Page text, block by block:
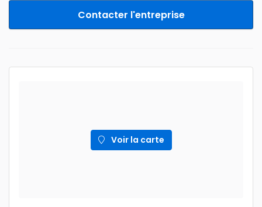
Contacter l'entreprise
Voir la carte